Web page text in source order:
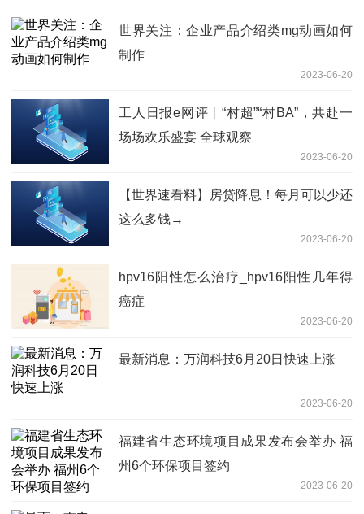
世界关注：企业产品介绍类mg动画如何
制作
2023-06-20
工人日报e网评丨“村超”“村BA”，共赴一
场场欢乐盛宴 全球观察
2023-06-20
【世界速看料】房贷降息！每月可以少还
这么多钱→
2023-06-20
hpv16阳性怎么治疗_hpv16阳性几年得
癌症
2023-06-20
最新消息：万润科技6月20日快速上涨
2023-06-20
福建省生态环境项目成果发布会举办 福
州6个环保项目签约
2023-06-20